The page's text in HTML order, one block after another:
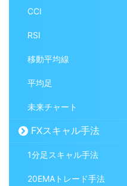
CCI
RSI
移動平均線
平均足
未来チャート
FXスキャル手法
1分足スキャル手法
20EMAトレード手法